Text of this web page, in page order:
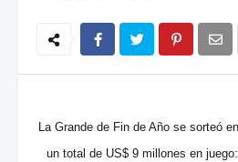
La Grande de Fin de Año se sorteó
un total de US$ 9 millones en